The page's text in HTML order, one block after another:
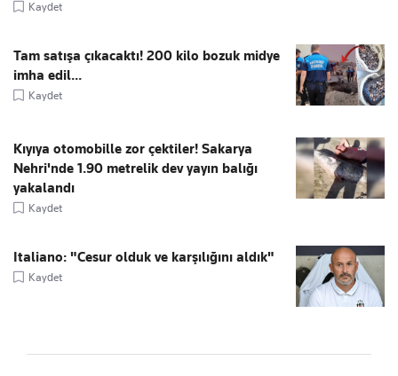
Kaydet
Tam satışa çıkacaktı! 200 kilo bozuk midye
imha edil...
Kaydet
Kıyıya otomobille zor çektiler! Sakarya
Nehri'nde 1.90 metrelik dev yayın balığı
yakalandı
Kaydet
Italiano: "Cesur olduk ve karşılığını aldık"
Kaydet